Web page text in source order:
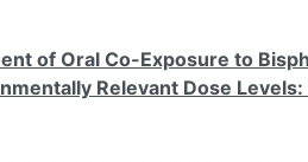
of Oral Co-Exposure to
Relevant Dose